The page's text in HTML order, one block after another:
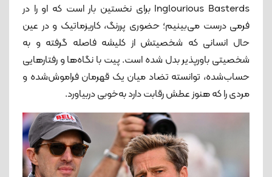
Inglourious Basterds برای نخستین بار است که او را در
فرمی درست می‌بینیم؛ حضوری پررنگ، کاریزماتیک و در عین
‌حال انسانی که شخصیتش از کلیشه فاصله گرفته و به
شخصیتی باورپذیر بدل شده است. پیت با نگاه‌ها و رفتارهایی
حساب‌شده، توانسته تضاد میان یک قهرمان فراموش‌شده و
مردی را که هنوز عطش رقابت دارد به‌خوبی دربیاورد.